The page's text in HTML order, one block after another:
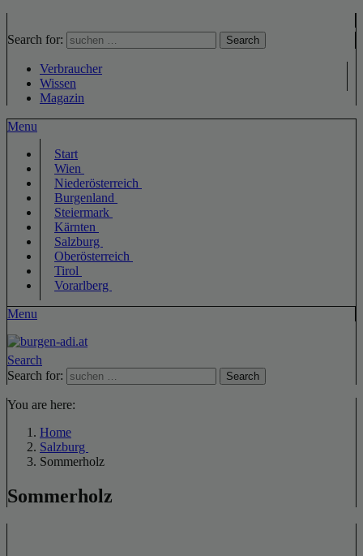
Search for: Search
Verbraucher
Wissen
Magazin
Menu
Start
Wien
Niederösterreich
Burgenland
Steiermark
Kärnten
Salzburg
Oberösterreich
Tirol
Vorarlberg
Menu
Search
Search for:
Search
You are here:
Home
Salzburg
Sommerholz
Sommerholz